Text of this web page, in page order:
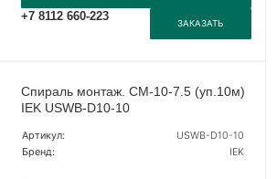
+7 8112 660-223
ЗАКАЗАТЬ
Спираль монтаж. СМ-10-7.5 (уп.10м)
IEK USWB-D10-10
Артикул:
USWB-D10-10
Бренд:
IEK